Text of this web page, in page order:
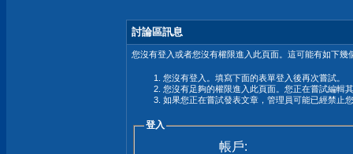
討論區訊息
您沒有登入或者您沒有權限進入此頁面。這可能有如下幾
您沒有登入。填寫下面的表單登入後再次嘗試。
您沒有足夠的權限進入此頁面。您正在嘗試編輯
如果您正在嘗試發表文章，管理員可能已經禁止
登入
帳戶: